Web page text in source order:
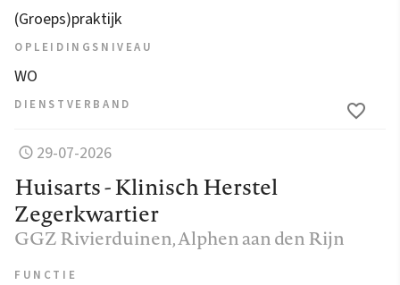
(Groeps)praktijk
OPLEIDINGSNIVEAU
WO
DIENSTVERBAND
29-07-2026
Huisarts - Klinisch Herstel
Zegerkwartier
GGZ Rivierduinen, Alphen aan den Rijn
FUNCTIE